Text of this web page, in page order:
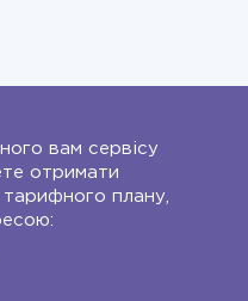
вам сервісу
отримати
тарифного плану,